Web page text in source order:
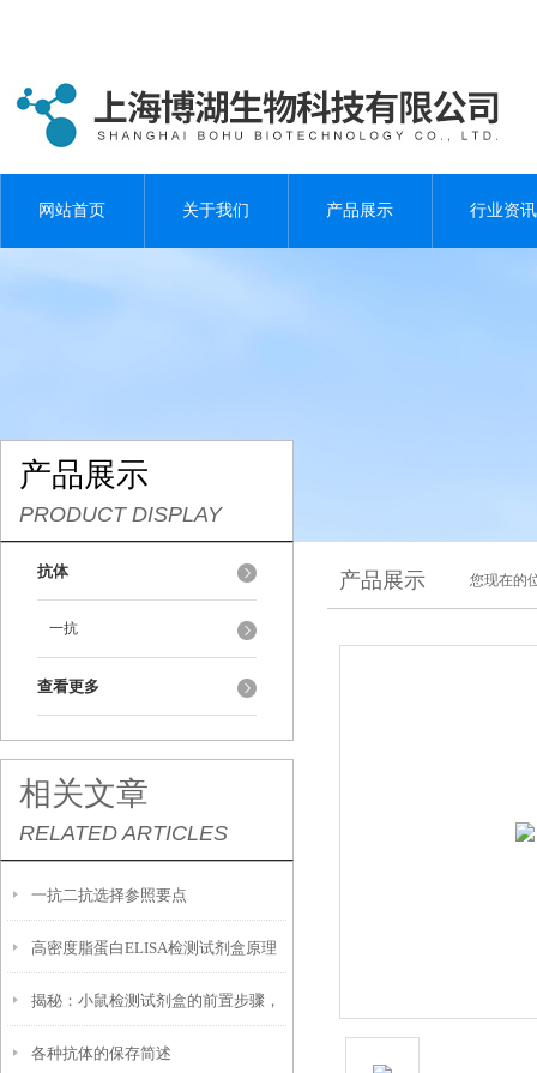
网站首页 关于我们 产品展示 行业资讯
产品展示
PRODUCT DISPLAY
抗体
一抗
查看更多
相关文章
RELATED ARTICLES
一抗二抗选择参照要点
高密度脂蛋白ELISA检测试剂盒原理
及几个方面
揭秘：小鼠检测试剂盒的前置步骤，
你做对了吗？
各种抗体的保存简述
产品展示 您现在的